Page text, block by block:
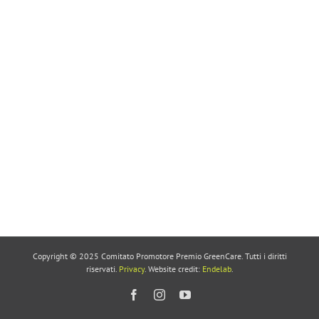
Copyright © 2025 Comitato Promotore Premio GreenCare. Tutti i diritti
riservati. Privacy. Website credit: Endelab.
FacebookInstagramYouTube